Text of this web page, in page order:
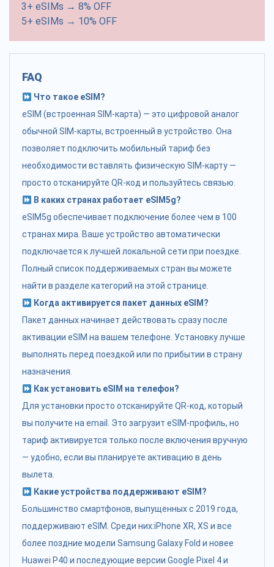
3+ eSIMs → 8% OFF
5+ eSIMs → 10% OFF
FAQ
Что такое eSIM?
eSIM (встроенная SIM-карта) — это цифровой аналог
обычной SIM-карты, встроенный в устройство. Она
позволяет подключить мобильный тариф без
необходимости вставлять физическую SIM-карту —
просто отсканируйте QR-код и пользуйтесь связью.
В каких странах работает eSIM5g?
eSIM5g обеспечивает подключение более чем в 100
странах мира. Ваше устройство автоматически
подключается к лучшей локальной сети при поездке.
Полный список поддерживаемых стран вы можете
найти в разделе категорий на этой странице.
Когда активируется пакет данных eSIM?
Пакет данных начинает действовать сразу после
активации eSIM на вашем телефоне. Установку лучше
выполнять перед поездкой или по прибытии в страну
назначения.
Как установить eSIM на телефон?
Для установки просто отсканируйте QR-код, который
вы получите на email. Это загрузит eSIM-профиль, но
тариф активируется только после включения вручную
— удобно, если вы планируете активацию в день
вылета.
Какие устройства поддерживают eSIM?
Большинство смартфонов, выпущенных с 2019 года,
поддерживают eSIM. Среди них:iPhone XR, XS и все
более поздние модели Samsung Galaxy Fold и новее
Huawei P40 и последующие версии Google Pixel 4 и